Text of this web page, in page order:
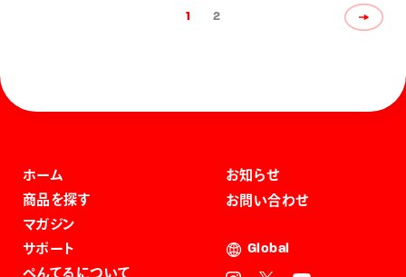
1 2
ホーム
商品を探す
マガジン
サポート
ぺんてるについて
お知らせ
お問い合わせ
Global